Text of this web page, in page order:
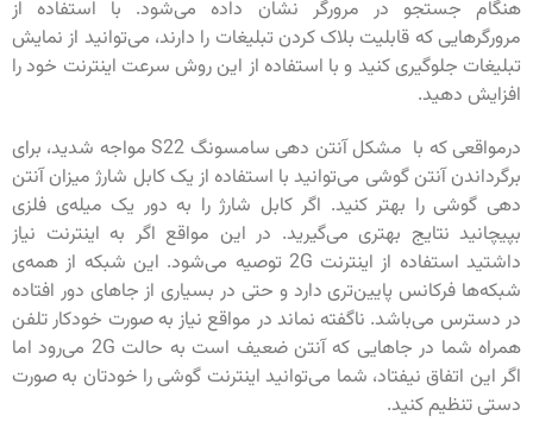
هنگام جستجو در مرورگر نشان داده می‌شود. با استفاده از
مرورگر‌هایی که قابلیت بلاک کردن تبلیغات را دارند، می‌توانید از نمایش
تبلیغات جلوگیری کنید و با استفاده از این روش سرعت اینترنت خود را
افزایش دهید.
درمواقعی که با مشکل آنتن دهی سامسونگ S22 مواجه شدید، برای
برگرداندن آنتن گوشی می‌توانید با استفاده از یک کابل شارژ میزان آنتن
دهی گوشی را بهتر کنید. اگر کابل شارژ را به دور یک میله‌ی فلزی
بپیچانید نتایج بهتری می‌گیرید. در این مواقع اگر به اینترنت نیاز
داشتید استفاده از اینترنت 2G توصیه می‌شود‌. این شبکه از همه‌ی
شبکه‌ها فرکانس پایین‌تری دارد و حتی در بسیاری از جاهای دور افتاده
در دسترس می‌باشد‌. ناگفته نماند در مواقع نیاز به صورت خودکار تلفن
همراه شما در جاهایی که آنتن ضعیف است به حالت 2G می‌رود اما
اگر این اتفاق نیفتاد، شما می‌توانید اینترنت گوشی را خودتان به صورت
دستی تنظیم کنید.